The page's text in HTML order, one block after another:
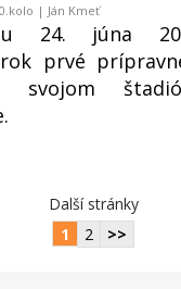
| Ján Kmeť
24. júna
prvé
svojom
Další stránky
1
2 >>